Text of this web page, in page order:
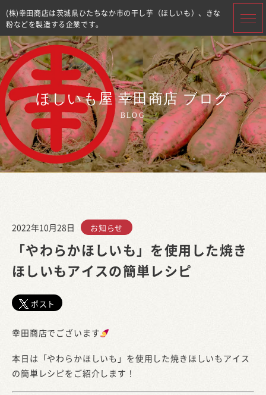
(株)幸田商店は茨城県ひたちなか市の干し芋（ほしいも）、きな
粉などを製造する企業です。
ほしいも屋 幸田商店 ブログ
BLOG
2022年10月28日 お知らせ
「やわらかほしいも」を使用した焼き
ほしいもアイスの簡単レシピ
ポスト
幸田商店でございます
本日は「やわらかほしいも」を使用した焼きほしいもアイス
の簡単レシピをご紹介します！